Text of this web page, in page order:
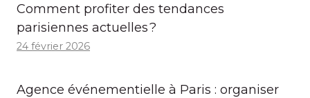
Comment profiter des tendances
parisiennes actuelles ?
24 février 2026
Agence événementielle à Paris : organiser